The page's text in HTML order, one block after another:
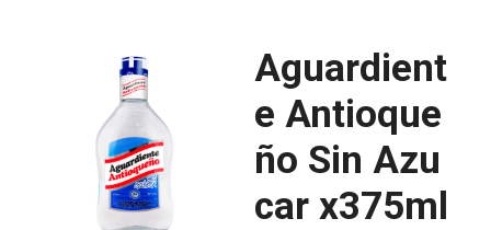
Aguardient
e Antioque
ño Sin Azu
car x375ml